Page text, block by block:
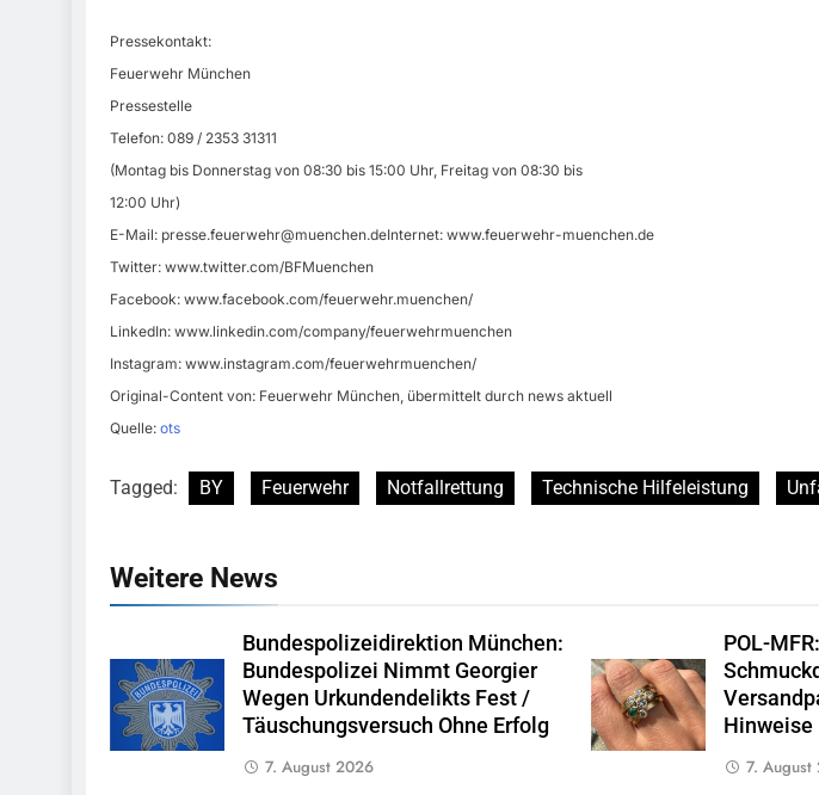
Pressekontakt:
Feuerwehr München
Pressestelle
Telefon: 089 / 2353 31311
(Montag bis Donnerstag von 08:30 bis 15:00 Uhr, Freitag von 08:30 bis
12:00 Uhr)
E-Mail: presse.feuerwehr@muenchen.deInternet: www.feuerwehr-muenchen.de
Twitter: www.twitter.com/BFMuenchen
Facebook: www.facebook.com/feuerwehr.muenchen/
LinkedIn: www.linkedin.com/company/feuerwehrmuenchen
Instagram: www.instagram.com/feuerwehrmuenchen/
Original-Content von: Feuerwehr München, übermittelt durch news aktuell
Quelle: ots
Tagged: BY Feuerwehr Notfallrettung Technische Hilfeleistung
Weitere News
Bundespolizeidirektion München:
Bundespolizei Nimmt Georgier
Wegen Urkundendelikts Fest /
Täuschungsversuch Ohne Erfolg
7. August 2026
POL-
Hinweise
7. August